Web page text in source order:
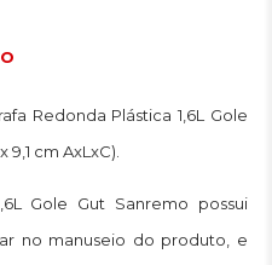
Redonda Plástica 1,6L Gole
9,1 cm AxLxC).
Gole Gut Sanremo possui
no manuseio do produto, e